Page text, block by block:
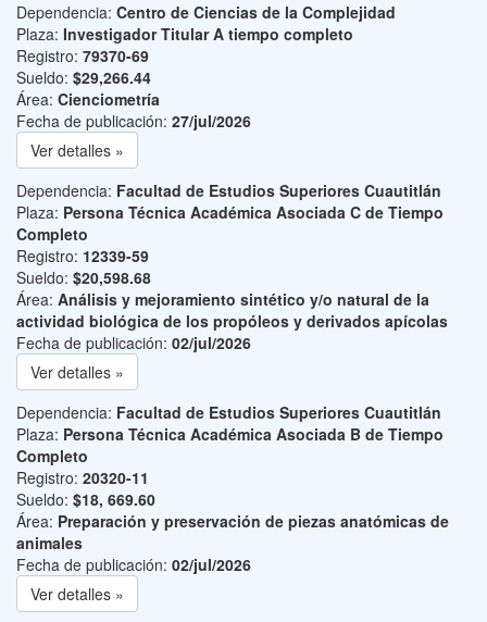
Dependencia: Centro de Ciencias de la Complejidad
Plaza: Investigador Titular A tiempo completo
Registro: 79370-69
Sueldo: $29,266.44
Área: Cienciometría
Fecha de publicación: 27/jul/2026
Ver detalles »
Dependencia: Facultad de Estudios Superiores Cuautitlán
Plaza: Persona Técnica Académica Asociada C de Tiempo
Completo
Registro: 12339-59
Sueldo: $20,598.68
Área: Análisis y mejoramiento sintético y/o natural de la
actividad biológica de los propóleos y derivados apícolas
Fecha de publicación: 02/jul/2026
Ver detalles »
Dependencia: Facultad de Estudios Superiores Cuautitlán
Plaza: Persona Técnica Académica Asociada B de Tiempo
Completo
Registro: 20320-11
Sueldo: $18, 669.60
Área: Preparación y preservación de piezas anatómicas de
animales
Fecha de publicación: 02/jul/2026
Ver detalles »